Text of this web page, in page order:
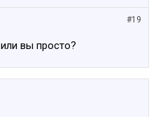
#19
или вы просто?